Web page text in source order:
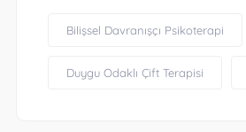
Bilişsel Davranışçı Psikoterapi
Duygu Odaklı Çift Terapisi